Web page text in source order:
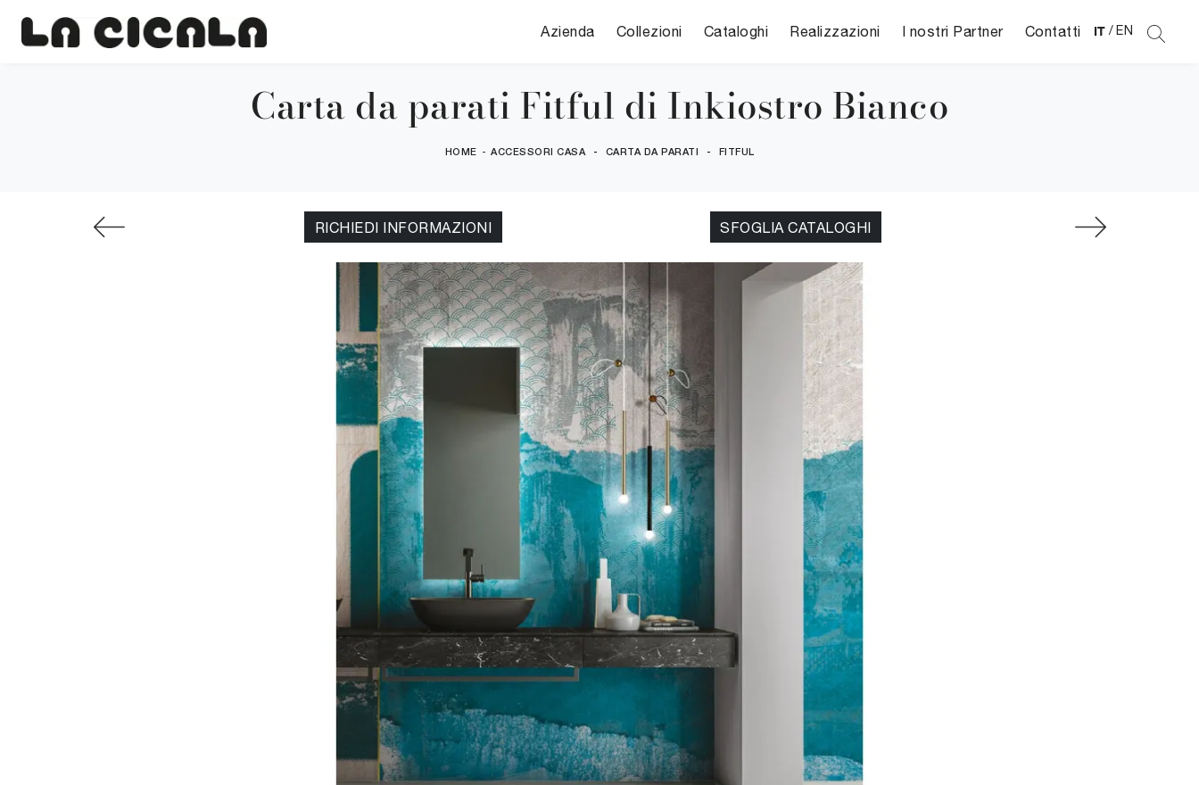
Azienda Collezioni Cataloghi Realizzazioni I nostri Partner Contatti IT / EN
Carta da parati Fitful di Inkiostro Bianco
HOME - ACCESSORI CASA - CARTA DA PARATI - FITFUL
RICHIEDI INFORMAZIONI SFOGLIA CATALOGHI